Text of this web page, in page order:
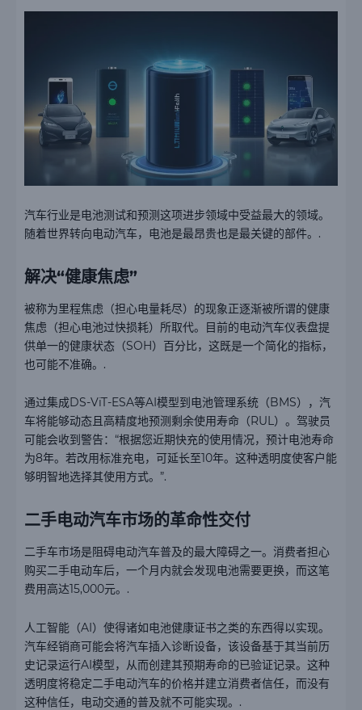
汽车行业是电池测试和预测这项进步领域中受益最大的领域。
随着世界转向电动汽车，电池是最昂贵也是最关键的部件。.
解决“健康焦虑”
被称为里程焦虑（担心电量耗尽）的现象正逐渐被所谓的健康
焦虑（担心电池过快损耗）所取代。目前的电动汽车仪表盘提
供单一的健康状态（SOH）百分比，这既是一个简化的指标，
也可能不准确。.
通过集成DS-ViT-ESA等AI模型到电池管理系统（BMS），汽
车将能够动态且高精度地预测剩余使用寿命（RUL）。驾驶员
可能会收到警告：“根据您近期快充的使用情况，预计电池寿命
为8年。若改用标准充电，可延长至10年。这种透明度使客户能
够明智地选择其使用方式。”.
二手电动汽车市场的革命性交付
二手车市场是阻碍电动汽车普及的最大障碍之一。消费者担心
购买二手电动车后，一个月内就会发现电池需要更换，而这笔
费用高达15,000元。.
人工智能（AI）使得诸如电池健康证书之类的东西得以实现。
汽车经销商可能会将汽车插入诊断设备，该设备基于其当前历
史记录运行AI模型，从而创建其预期寿命的已验证记录。这种
透明度将稳定二手电动汽车的价格并建立消费者信任，而没有
这种信任，电动交通的普及就不可能实现。.